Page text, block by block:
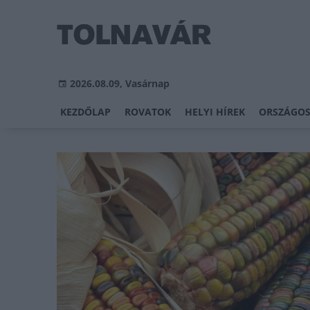
2026.08.09, Vasárnap
KEZDŐLAP ROVATOK HELYI HÍREK